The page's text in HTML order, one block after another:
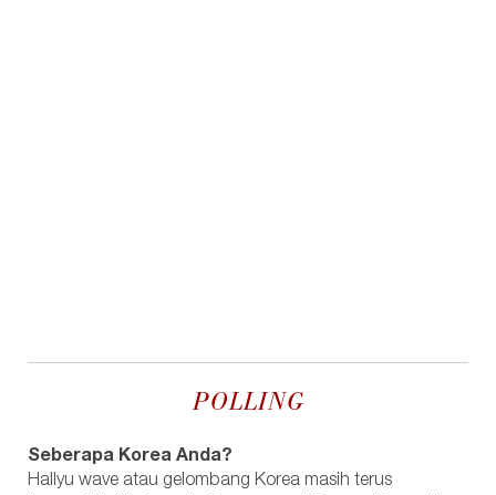
POLLING
Seberapa Korea Anda?
Hallyu wave atau gelombang Korea masih terus